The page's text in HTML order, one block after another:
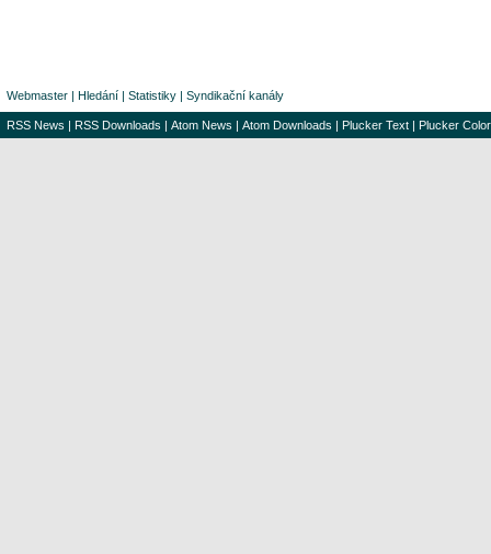
Webmaster | Hledání | Statistiky | Syndikační kanály
RSS News | RSS Downloads | Atom News | Atom Downloads | Plucker Text | Plucker Color